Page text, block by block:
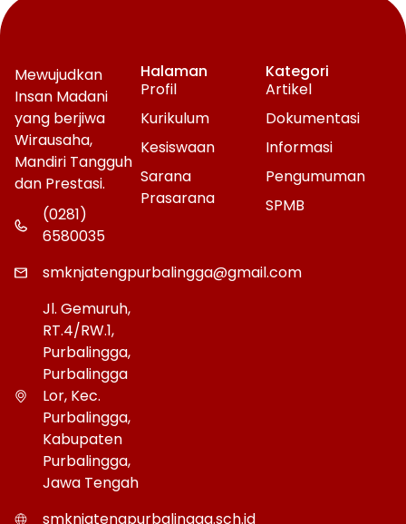
Mewujudkan
Insan Madani
yang berjiwa
Wirausaha,
Mandiri Tangguh
dan Prestasi.
(0281)
6580035
smknjatengpurbalingga@gmail.com
Jl. Gemuruh,
RT.4/RW.1,
Purbalingga,
Purbalingga
Lor, Kec.
Purbalingga,
Kabupaten
Purbalingga,
Jawa Tengah
smknjatengpurbalingga.sch.id
Halaman
Profil
Kurikulum
Kesiswaan
Sarana
Prasarana
Kategori
Artikel
Dokumentasi
Informasi
Pengumuman
SPMB